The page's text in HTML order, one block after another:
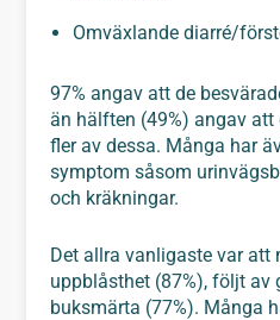
Omväxlande diarré/
97% angav att de
än hälften (49%) angav att
fler av dessa. Många har
symptom såsom
och kräkningar.
Det allra vanligaste var att
uppblåsthet (87%), följt av
buksmärta (77%). Många